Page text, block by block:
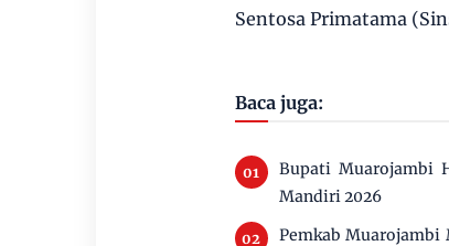
Sentosa Primatama
Baca juga:
Bupati Muarojambi
Mandiri 2026
Pemkab Muarojambi